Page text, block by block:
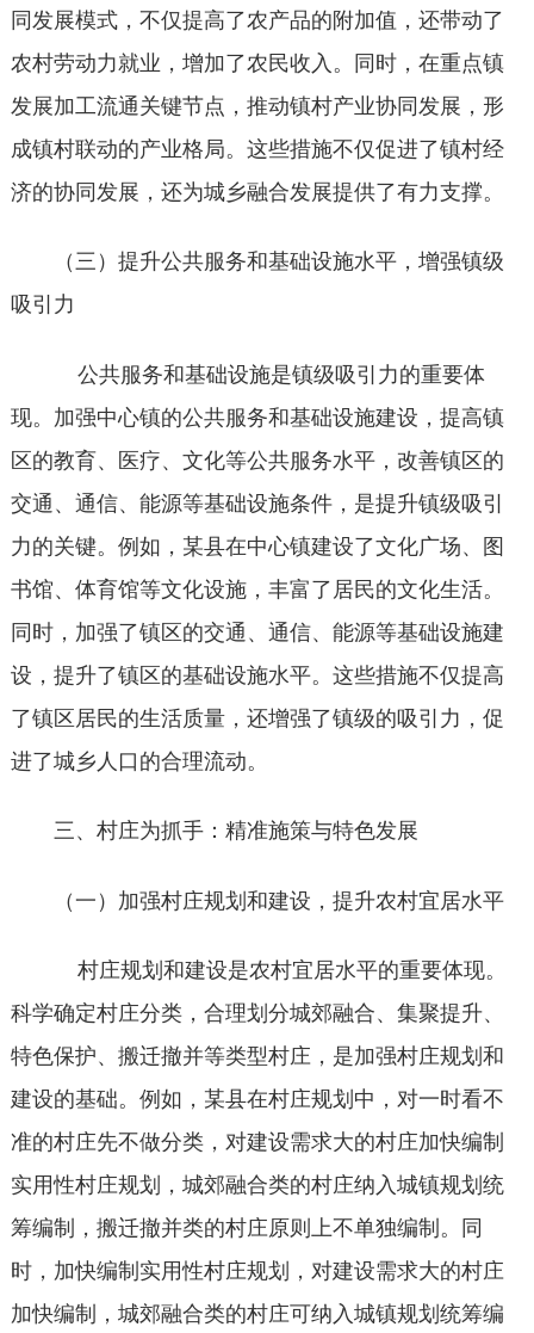
同发展模式，不仅提高了农产品的附加值，还带动了
农村劳动力就业，增加了农民收入。同时，在重点镇
发展加工流通关键节点，推动镇村产业协同发展，形
成镇村联动的产业格局。这些措施不仅促进了镇村经
济的协同发展，还为城乡融合发展提供了有力支撑。
（三）提升公共服务和基础设施水平，增强镇级
吸引力
公共服务和基础设施是镇级吸引力的重要体
现。加强中心镇的公共服务和基础设施建设，提高镇
区的教育、医疗、文化等公共服务水平，改善镇区的
交通、通信、能源等基础设施条件，是提升镇级吸引
力的关键。例如，某县在中心镇建设了文化广场、图
书馆、体育馆等文化设施，丰富了居民的文化生活。
同时，加强了镇区的交通、通信、能源等基础设施建
设，提升了镇区的基础设施水平。这些措施不仅提高
了镇区居民的生活质量，还增强了镇级的吸引力，促
进了城乡人口的合理流动。
三、村庄为抓手：精准施策与特色发展
（一）加强村庄规划和建设，提升农村宜居水平
村庄规划和建设是农村宜居水平的重要体现。
科学确定村庄分类，合理划分城郊融合、集聚提升、
特色保护、搬迁撤并等类型村庄，是加强村庄规划和
建设的基础。例如，某县在村庄规划中，对一时看不
准的村庄先不做分类，对建设需求大的村庄加快编制
实用性村庄规划，城郊融合类的村庄纳入城镇规划统
筹编制，搬迁撤并类的村庄原则上不单独编制。同
时，加快编制实用性村庄规划，对建设需求大的村庄
加快编制，城郊融合类的村庄可纳入城镇规划统筹编